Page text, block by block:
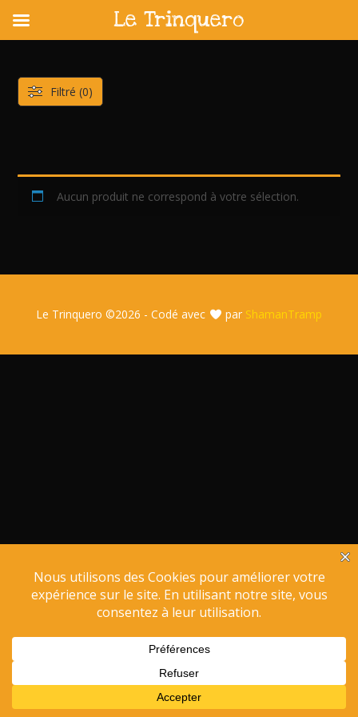
content
Aucun produit ne correspond à votre sélection.
Filtré (0)
Le Trinquero ©2026 - Codé avec par ShamanTramp
Le Trinquero